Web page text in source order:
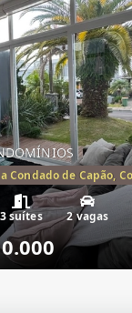
Condado de Capão,
3 suítes 2 vagas